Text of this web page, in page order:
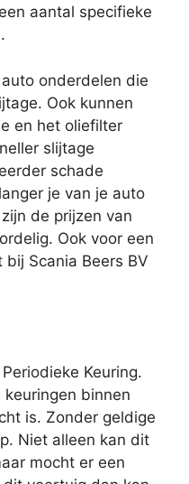
aantal specifieke
onderdelen die
Ook kunnen
en het oliefilter
slijtage
schade
je van je auto
de prijzen van
Ook voor een
Scania Beers BV
Keuring.
binnen
is. Zonder geldige
Niet alleen kan dit
mocht er een